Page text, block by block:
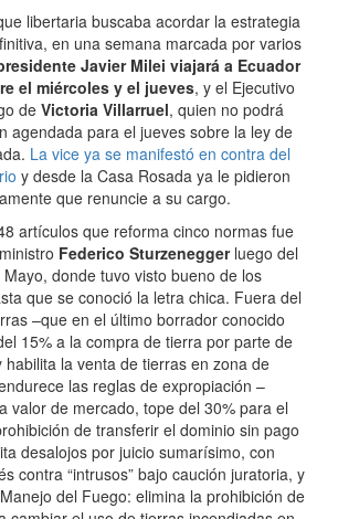
libertaria buscaba acordar la estrategia
en una semana marcada por varios
Javier Milei viajará a Ecuador
el miércoles y el jueves, y el Ejecutivo
de Victoria Villarruel, quien no podrá
agendada para el jueves sobre la ley de
La vice ya se manifestó en contra del
y desde la Casa Rosada ya le pidieron
que renuncie a su cargo.
artículos que reforma cinco normas fue
Federico Sturzenegger luego del
donde tuvo visto bueno de los
que se conoció la letra chica. Fuera del
–que en el último borrador conocido
15% a la compra de tierra por parte de
habilita la venta de tierras en zona de
las reglas de expropiación –
valor de mercado, tope del 30% para el
de transferir el dominio sin pago
desalojos por juicio sumarísimo, con
contra “intrusos” bajo caución juratoria, y
del Fuego: elimina la prohibición de